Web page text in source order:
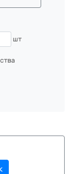
шт